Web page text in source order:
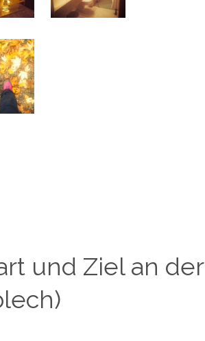
und Ziel an der